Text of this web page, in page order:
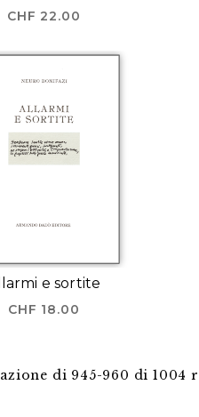
CHF 22.00
e sortite
CHF 18.00
di 945-960 di 1004